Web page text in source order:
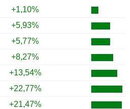
+1,10%
+5,93%
+5,77%
+8,27%
+13,54%
+22,77%
+21,47%